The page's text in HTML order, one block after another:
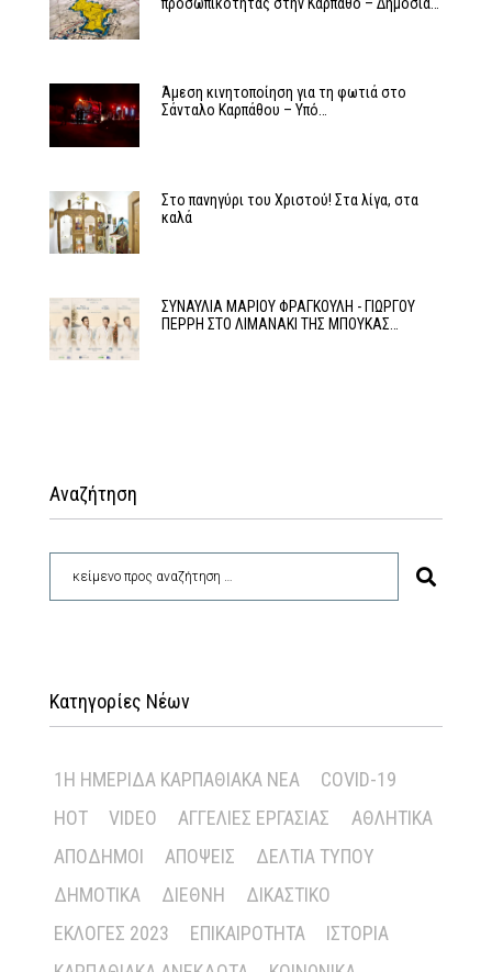
Άμεση κινητοποίηση για τη φωτιά στο
Σάνταλο Καρπάθου – Υπό…
Στο πανηγύρι του Χριστού! Στα λίγα, στα
καλά
ΣΥΝΑΥΛΙΑ ΜΑΡΙΟΥ ΦΡΑΓΚΟΥΛΗ - ΓΙΩΡΓΟΥ
ΠΕΡΡΗ ΣΤΟ ΛΙΜΑΝΑΚΙ ΤΗΣ ΜΠΟΥΚΑΣ…
Αναζήτηση
Κατηγορίες Νέων
1Η ΗΜΕΡΊΔΑ ΚΑΡΠΑΘΙΑΚΆ ΝΈΑ
COVID-19
HOT
VIDEO ΑΓΓΕΛΊΕΣ ΕΡΓΑΣΊΑΣ
ΑΘΛΗΤΙΚΆ
ΑΠΌΔΗΜΟΙ
ΑΠΌΨΕΙΣ
ΔΕΛΤΊΑ ΤΎΠΟΥ
ΔΗΜΟΤΙΚΆ
ΔΙΕΘΝΉ
ΔΙΚΑΣΤΙΚΌ
ΕΚΛΟΓΈΣ 2023
ΕΠΙΚΑΙΡΌΤΗΤΑ
ΙΣΤΟΡΊΑ